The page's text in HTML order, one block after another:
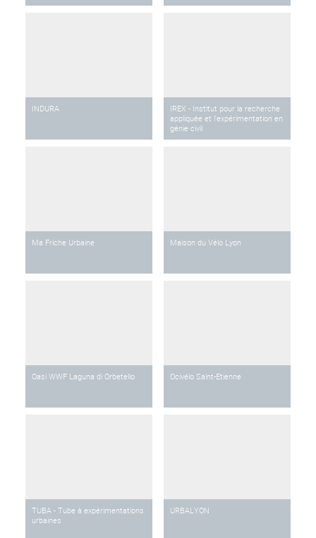
INDURA
IREX - Institut pour la recherche
appliquée et l'expérimentation en
génie civil
Ma Friche Urbaine Maison du Vélo Lyon
Oasi WWF Laguna di Orbetello Ocivélo Saint-Etienne
TUBA - Tube à expérimentations
urbaines
URBALYON